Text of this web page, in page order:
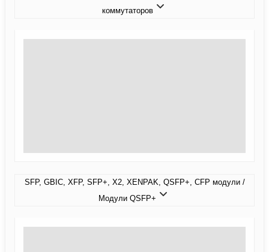
коммутаторов
SFP, GBIC, XFP, SFP+, X2, XENPAK, QSFP+, CFP модули /
Модули QSFP+